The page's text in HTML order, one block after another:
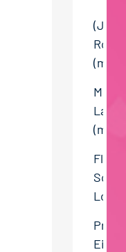
(m/w/d)
(m/w/d)